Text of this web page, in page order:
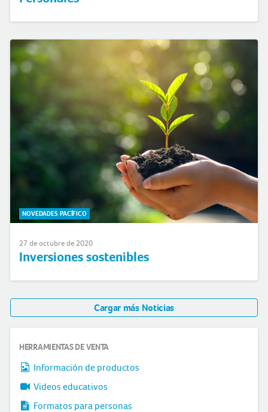
NOVEDADES PACÍFICO
27 de octubre de 2020
Inversiones sostenibles
Cargar más Noticias
HERRAMIENTAS DE VENTA
Información de productos
Videos educativos
Formatos para personas